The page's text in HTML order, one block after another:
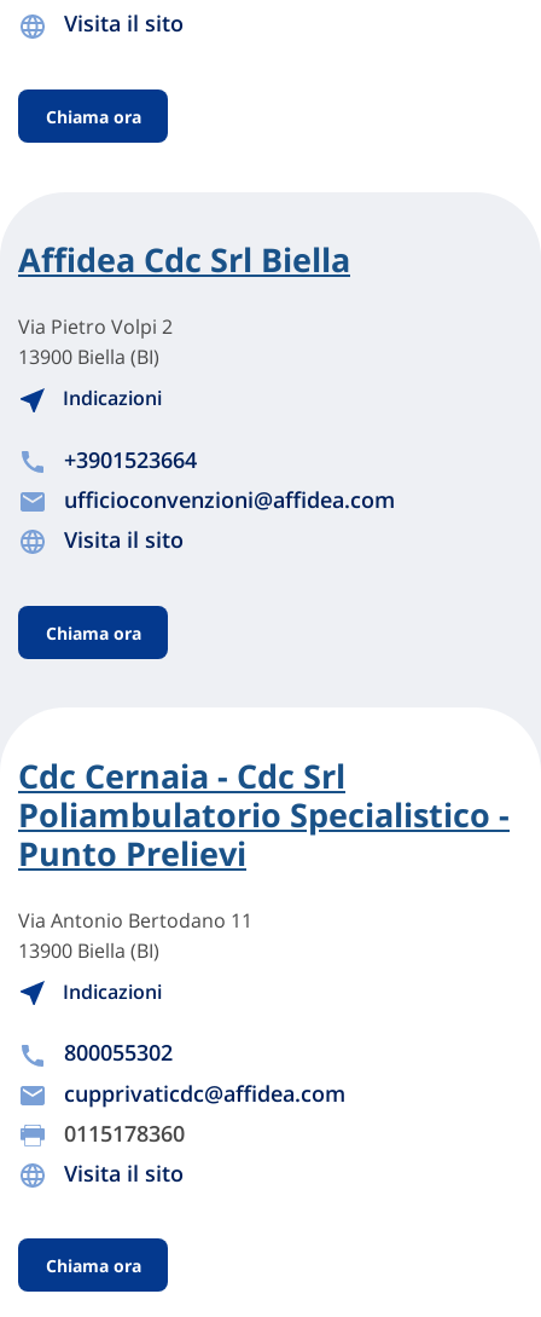
Visita il sito
Chiama ora
Affidea Cdc Srl Biella
Via Pietro Volpi 2
13900 Biella (BI)
Indicazioni
+3901523664
ufficioconvenzioni@affidea.com
Visita il sito
Chiama ora
Cdc Cernaia - Cdc Srl
Poliambulatorio Specialistico -
Punto Prelievi
Via Antonio Bertodano 11
13900 Biella (BI)
Indicazioni
800055302
cupprivaticdc@affidea.com
0115178360
Visita il sito
Chiama ora